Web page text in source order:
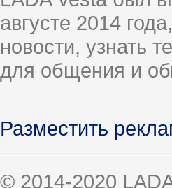
августе 2014
новости, узнать
для общения и
Разместить
© 2014-2020